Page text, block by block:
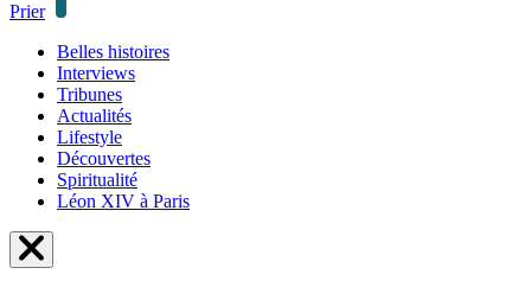
Prier
Belles histoires
Interviews
Tribunes
Actualités
Lifestyle
Découvertes
Spiritualité
Léon XIV à Paris